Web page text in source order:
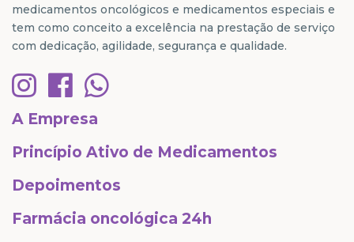
medicamentos oncológicos e medicamentos especiais e
tem como conceito a excelência na prestação de serviço
com dedicação, agilidade, segurança e qualidade.
A Empresa
Princípio Ativo de Medicamentos
Depoimentos
Farmácia oncológica 24h